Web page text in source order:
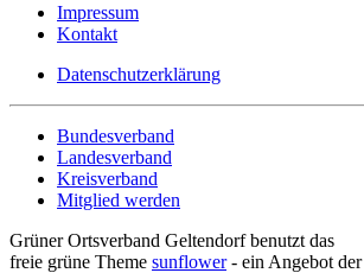
Impressum
Kontakt
Datenschutzerklärung
Bundesverband
Landesverband
Kreisverband
Mitglied werden
Grüner Ortsverband Geltendorf benutzt das
freie grüne Theme sunflower‐ ein Angebot der